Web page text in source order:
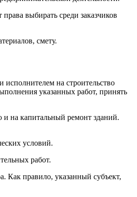
выбирать среди заказчиков
смету.
исполнителем на строительство
указанных работ, принять
и на капитальный ремонт зданий.
условий.
работ.
Как правило, указанный субъект,